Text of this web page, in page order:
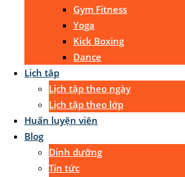
Gym Fitness
Yoga
Kick Boxing
Dance
Lịch tập
Lịch tập theo ngày
Lịch tập theo lớp
Huấn luyện viên
Blog
Dinh dưỡng
Tin tức